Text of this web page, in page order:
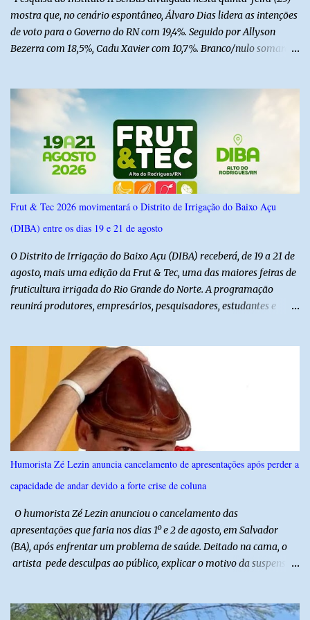
mostra que, no cenário espontâneo, Álvaro Dias lidera as intenções
de voto para o Governo do RN com 19,4%. Seguido por Allyson
Bezerra com 18,5%, Cadu Xavier com 10,7%. Branco/nulo somaram
do Norte entre os dias 18 e 22 de junho de 2026. O levantamento
possui margem de erro de 2,5 pontos percentuais e nível de
confiança de 95%. Registro no TSE: RN-09520/2026
Frut & Tec 2026 movimentará o Distrito de Irrigação do Baixo Açu
(DIBA) entre os dias 19 e 21 de agosto
O Distrito de Irrigação do Baixo Açu (DIBA) receberá, de 19 a 21 de
agosto, mais uma edição da Frut & Tec, uma das maiores feiras de
fruticultura irrigada do Rio Grande do Norte. A programação
reunirá produtores, empresários, pesquisadores, estudantes e
instituições e tecnologias voltadas ao setor. Além das atividades
técnicas, a feira contará com programação cultural. No dia 20 de
agosto, o público poderá prestigiar o show de humor com Mução,
seguido de apresentação musical de Vê Barreto. A Frut & Tec
reforça a importância do Distrito de Irrigação do Baixo Açu como
referência na fruticultura irrigada, promovendo conhecimento,
inovação e oportunidades para o desenvolvimento do agronegócio
potiguar. @associacaodiba
Humorista Zé Lezin anuncia cancelamento de apresentações após perder a
capacidade de andar devido a forte crise de coluna
O humorista Zé Lezin anunciou o cancelamento das
apresentações que faria nos dias 1º e 2 de agosto, em Salvador
(BA), após enfrentar um problema de saúde. Deitado na cama, o
artista pede desculpas ao público, explicar o motivo da suspensão
impossível viajar e subir ao palco. O comediante contou que